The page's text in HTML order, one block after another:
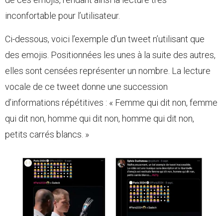
inconfortable pour l’utilisateur.
Ci-dessous, voici l’exemple d’un tweet n’utilisant que
des emojis. Positionnées les unes à la suite des autres,
elles sont censées représenter un nombre. La lecture
vocale de ce tweet donne une succession
d’informations répétitives : « Femme qui dit non, femme
qui dit non, homme qui dit non, homme qui dit non,
petits carrés blancs. »